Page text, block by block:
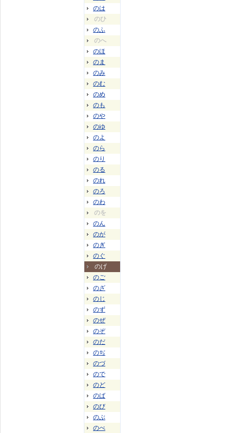
のは
のひ
のふ
のへ
のほ
のま
のみ
のむ
のめ
のも
のや
のゆ
のよ
のら
のり
のる
のれ
のろ
のわ
のを
のん
のが
のぎ
のぐ
のげ
のご
のざ
のじ
のず
のぜ
のぞ
のだ
のぢ
のづ
ので
のど
のば
のび
のぶ
のべ